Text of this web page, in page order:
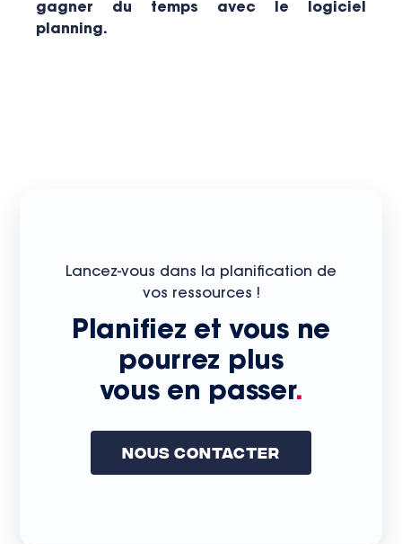
gagner du temps avec le logiciel
planning.
Lancez-vous dans la planification de
vos ressources !
Planifiez et vous ne
pourrez plus
vous en passer.
Nous Contacter